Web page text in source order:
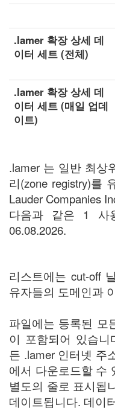
.lamer 확장 상세 데
이터 세트 (전체)
.lamer 확장 상세 데
이터 세트 (매일 업데
이트)
.lamer 는 일반 최상
리(zone registry)를
Lauder Companies
다음과 같은 1 사
06.08.2026.
리스트에는 cut-off
유자들의 도메인과
파일에는 등록된 모
이 포함되어 있습니
든 .lamer 인터넷 주
에서 다운로드할 수
별도의 줄로 표시됩
데이트됩니다. 데이